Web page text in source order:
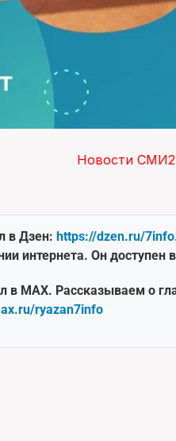
Новости СМИ2
в Дзен: https://dzen.ru/
интернета. Он доступен
в MAX. Рассказываем о
ryazan7info